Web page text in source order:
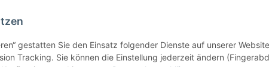
gestatten Sie den Einsatz folgender Dienste auf unserer
Tracking. Sie können die Einstellung jederzeit ändern